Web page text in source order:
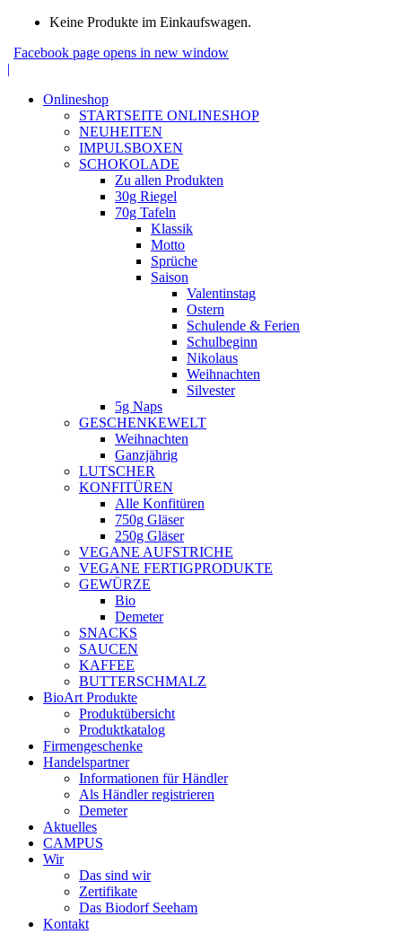
Keine Produkte im Einkaufswagen.
Facebook page opens in new window
|
Onlineshop
STARTSEITE ONLINESHOP
NEUHEITEN
IMPULSBOXEN
SCHOKOLADE
Zu allen Produkten
30g Riegel
70g Tafeln
Klassik
Motto
Sprüche
Saison
Valentinstag
Ostern
Schulende & Ferien
Schulbeginn
Nikolaus
Weihnachten
Silvester
5g Naps
GESCHENKEWELT
Weihnachten
Ganzjährig
LUTSCHER
KONFITÜREN
Alle Konfitüren
750g Gläser
250g Gläser
VEGANE AUFSTRICHE
VEGANE FERTIGPRODUKTE
GEWÜRZE
Bio
Demeter
SNACKS
SAUCEN
KAFFEE
BUTTERSCHMALZ
BioArt Produkte
Produktübersicht
Produktkatalog
Firmengeschenke
Handelspartner
Informationen für Händler
Als Händler registrieren
Demeter
Aktuelles
CAMPUS
Wir
Das sind wir
Zertifikate
Das Biodorf Seeham
Kontakt